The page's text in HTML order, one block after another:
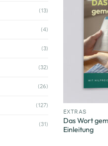
(13)
(4)
(3)
(32)
(26)
(127)
(31)
EXTRAS
Das Wort
Einleitung